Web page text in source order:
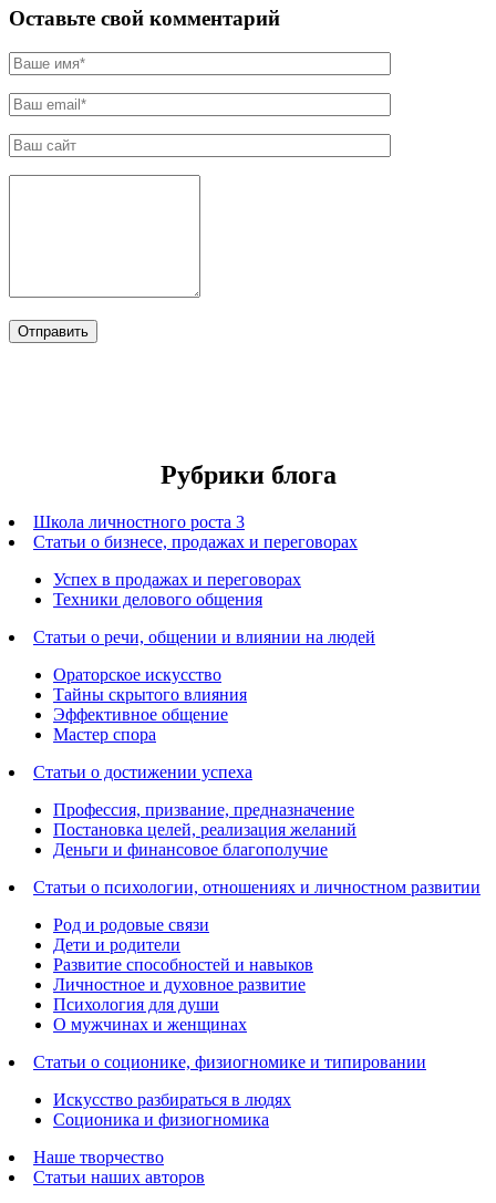
Оставьте свой комментарий
Рубрики блога
Школа личностного роста 3
Статьи о бизнесе, продажах и переговорах
Успех в продажах и переговорах
Техники делового общения
Статьи о речи, общении и влиянии на людей
Ораторское искусство
Тайны скрытого влияния
Эффективное общение
Мастер спора
Статьи о достижении успеха
Профессия, призвание, предназначение
Постановка целей, реализация желаний
Деньги и финансовое благополучие
Статьи о психологии, отношениях и личностном развитии
Род и родовые связи
Дети и родители
Развитие способностей и навыков
Личностное и духовное развитие
Психология для души
О мужчинах и женщинах
Статьи о соционике, физиогномике и типировании
Искусство разбираться в людях
Соционика и физиогномика
Наше творчество
Статьи наших авторов